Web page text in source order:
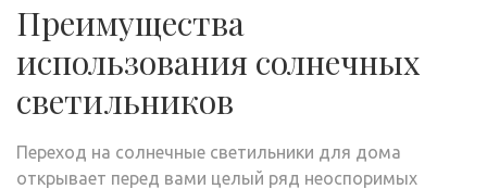
Преимущества
использования солнечных
светильников
Переход на солнечные светильники для дома
открывает перед вами целый ряд неоспоримых